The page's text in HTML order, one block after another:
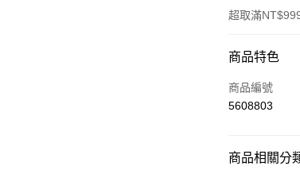
超取滿
付款方式
信用卡一次付款
商品特色
商品編號
5608803
商品相關分